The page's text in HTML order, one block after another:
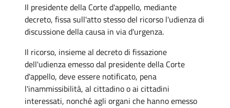
Il presidente della Corte d'appello, mediante
decreto, fissa sull'atto stesso del ricorso l'udienza di
discussione della causa in via d'urgenza.
Il ricorso, insieme al decreto di fissazione
dell'udienza emesso dal presidente della Corte
d'appello, deve essere notificato, pena
l'inammissibilità, al cittadino o ai cittadini
interessati, nonché agli organi che hanno emesso